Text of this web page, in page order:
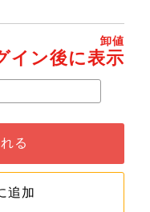
卸値
イン後に表示
る
追加